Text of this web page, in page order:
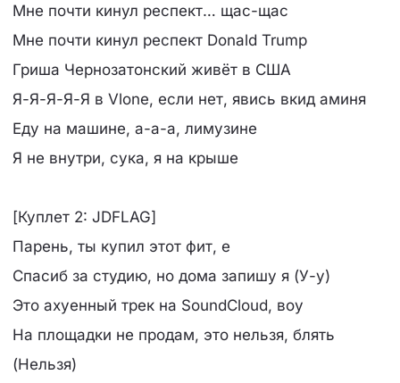
Мне почти кинул респект… щас-щас
Мне почти кинул респект Donald Trump
Гриша Чернозатонский живёт в США
Я-Я-Я-Я-Я в Vlone, если нет, явись вкид аминя
Еду на машине, а-а-а, лимузине
Я не внутри, сука, я на крыше
[Куплет 2: JDFLAG]
Парень, ты купил этот фит, е
Спасиб за студию, но дома запишу я (У-у)
Это ахуенный трек на SoundCloud, воу
На площадки не продам, это нельзя, блять
(Нельзя)